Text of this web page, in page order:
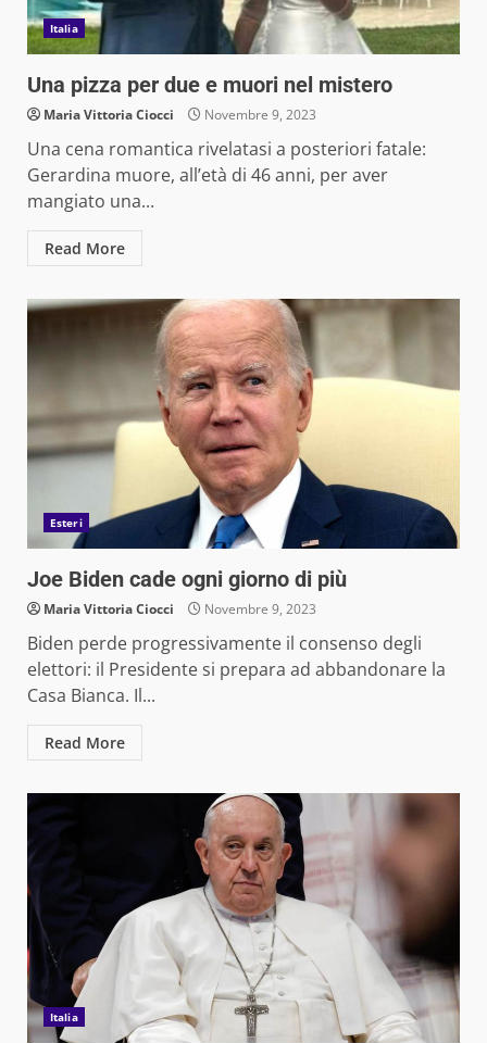
Italia
Una pizza per due e muori nel mistero
Maria Vittoria Ciocci Novembre 9, 2023
Una cena romantica rivelatasi a posteriori fatale:
Gerardina muore, all’età di 46 anni, per aver
mangiato una...
Read More
Esteri
Joe Biden cade ogni giorno di più
Maria Vittoria Ciocci Novembre 9, 2023
Biden perde progressivamente il consenso degli
elettori: il Presidente si prepara ad abbandonare la
Casa Bianca. Il...
Read More
Italia